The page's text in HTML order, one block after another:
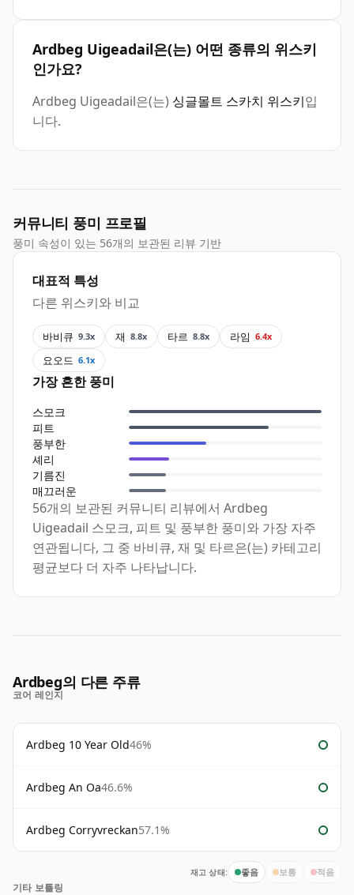
Ardbeg Uigeadail은(는) 어떤 종류의 위스키
인가요?
Ardbeg Uigeadail은(는) 싱글몰트 스카치 위스키입
니다.
커뮤니티 풍미 프로필
풍미 속성이 있는 56개의 보관된 리뷰 기반
대표적 특성
다른 위스키와 비교
바비큐 9.3x 재 8.8x 타르 8.8x 라임 6.4x
요오드 6.1x
가장 흔한 풍미
스모크
피트
풍부한
셰리
기름진
매끄러운
56개의 보관된 커뮤니티 리뷰에서 Ardbeg
Uigeadail 스모크, 피트 및 풍부한 풍미와 가장 자주
연관됩니다, 그 중 바비큐, 재 및 타르은(는) 카테고리
평균보다 더 자주 나타납니다.
Ardbeg의 다른 주류
코어 레인지
Ardbeg 10 Year Old46%
Ardbeg An Oa46.6%
Ardbeg Corryvreckan57.1%
재고 상태: 좋음 보통 적음
기타 보틀링